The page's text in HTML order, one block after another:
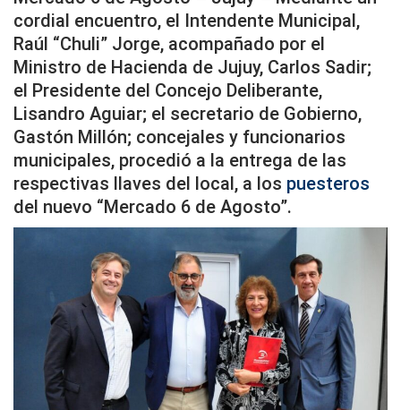
cordial encuentro, el Intendente Municipal,
Raúl “Chuli” Jorge, acompañado por el
Ministro de Hacienda de Jujuy, Carlos Sadir;
el Presidente del Concejo Deliberante,
Lisandro Aguiar; el secretario de Gobierno,
Gastón Millón; concejales y funcionarios
municipales, procedió a la entrega de las
respectivas llaves del local, a los puesteros
del nuevo “Mercado 6 de Agosto”.